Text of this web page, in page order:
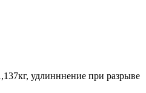
удлинннение при разрыве